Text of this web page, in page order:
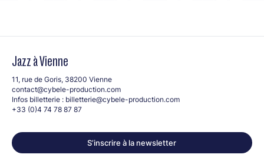
Jazz à Vienne
11, rue de Goris, 38200 Vienne
contact@cybele-production.com
Infos billetterie : billetterie@cybele-production.com
+33 (0)4 74 78 87 87
S’inscrire à la newsletter